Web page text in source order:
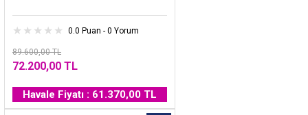
0.0 Puan - 0 Yorum
89.600,00 TL
72.200,00 TL
Havale Fiyatı : 61.370,00 TL